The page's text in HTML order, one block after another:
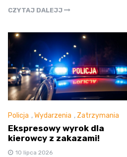
CZYTAJ DALEJJ
Policja ,Wydarzenia , Zatrzymania
Ekspresowy wyrok dla
kierowcy z zakazami!
10 lipca 2026